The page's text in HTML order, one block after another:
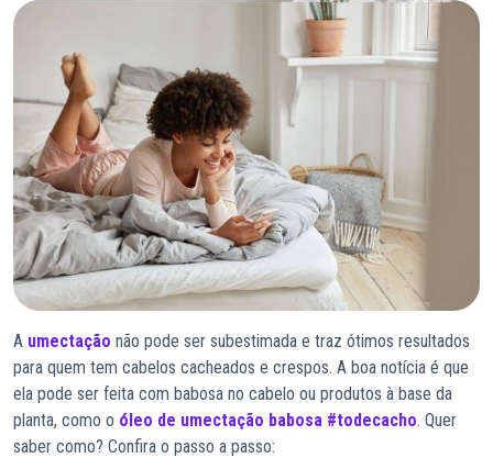
A umectação não pode ser subestimada e traz ótimos resultados
para quem tem cabelos cacheados e crespos. A boa notícia é que
ela pode ser feita com babosa no cabelo ou produtos à base da
planta, como o óleo de umectação babosa #todecacho. Quer
saber como? Confira o passo a passo: